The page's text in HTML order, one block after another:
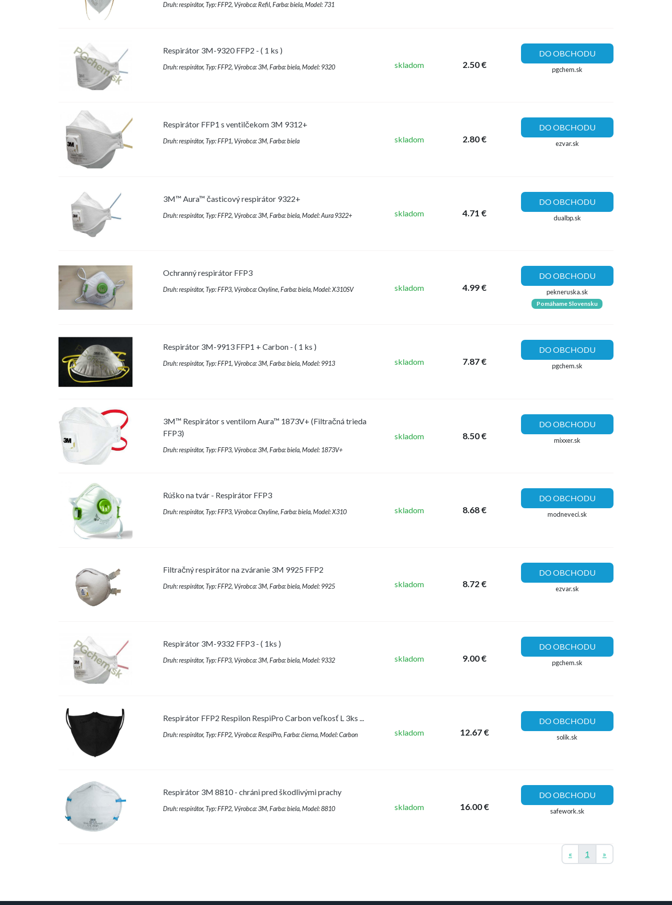
Druh: respirátor, Typ: FFP2, Výrobca: Refil, Farba: biela, Model: 731
Respirátor 3M-9320 FFP2 - ( 1 ks )
Druh: respirátor, Typ: FFP2, Výrobca: 3M, Farba: biela, Model: 9320 skladom 2.50 €
DO OBCHODU
pgchem.sk
Respirátor FFP1 s ventilčekom 3M 9312+
Druh: respirátor, Typ: FFP1, Výrobca: 3M, Farba: biela skladom 2.80 €
DO OBCHODU
ezvar.sk
3M™ Aura™ časticový respirátor 9322+
Druh: respirátor, Typ: FFP2, Výrobca: 3M, Farba: biela, Model: Aura 9322+ skladom 4.71 €
DO OBCHODU
dualbp.sk
Ochranný respirátor FFP3
Druh: respirátor, Typ: FFP3, Výrobca: Oxyline, Farba: biela, Model: X310SV skladom 4.99 €
DO OBCHODU
pekneruska.sk
Pomáhame Slovensku
Respirátor 3M-9913 FFP1 + Carbon - ( 1 ks )
Druh: respirátor, Typ: FFP1, Výrobca: 3M, Farba: biela, Model: 9913 skladom 7.87 €
DO OBCHODU
pgchem.sk
3M™ Respirátor s ventilom Aura™ 1873V+ (Filtračná trieda
FFP3)
Druh: respirátor, Typ: FFP3, Výrobca: 3M, Farba: biela, Model: 1873V+
skladom 8.50 €
DO OBCHODU
mixxer.sk
Rúško na tvár - Respirátor FFP3
Druh: respirátor, Typ: FFP3, Výrobca: Oxyline, Farba: biela, Model: X310 skladom 8.68 €
DO OBCHODU
modneveci.sk
Filtračný respirátor na zváranie 3M 9925 FFP2
Druh: respirátor, Typ: FFP2, Výrobca: 3M, Farba: biela, Model: 9925 skladom 8.72 €
DO OBCHODU
ezvar.sk
Respirátor 3M-9332 FFP3 - ( 1ks )
Druh: respirátor, Typ: FFP3, Výrobca: 3M, Farba: biela, Model: 9332 skladom 9.00 €
DO OBCHODU
pgchem.sk
Respirátor FFP2 Respilon RespiPro Carbon veľkosť L 3ks ...
Druh: respirátor, Typ: FFP2, Výrobca: RespiPro, Farba: čierna, Model: Carbon skladom 12.67 €
DO OBCHODU
solik.sk
Respirátor 3M 8810 - chráni pred škodlivými prachy
Druh: respirátor, Typ: FFP2, Výrobca: 3M, Farba: biela, Model: 8810 skladom 16.00 €
DO OBCHODU
safework.sk
« Previous
1 »